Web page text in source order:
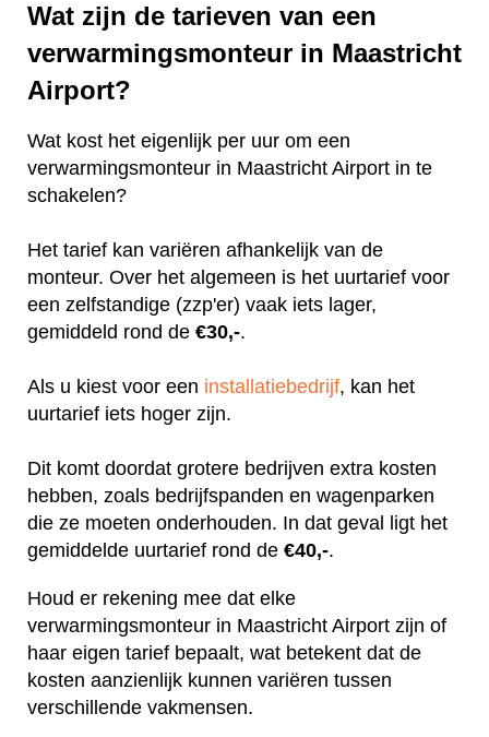
Wat zijn de tarieven van een
verwarmingsmonteur in Maastricht
Airport?
Wat kost het eigenlijk per uur om een
verwarmingsmonteur in Maastricht Airport in te
schakelen?
Het tarief kan variëren afhankelijk van de
monteur. Over het algemeen is het uurtarief voor
een zelfstandige (zzp'er) vaak iets lager,
gemiddeld rond de €30,-.
Als u kiest voor een installatiebedrijf, kan het
uurtarief iets hoger zijn.
Dit komt doordat grotere bedrijven extra kosten
hebben, zoals bedrijfspanden en wagenparken
die ze moeten onderhouden. In dat geval ligt het
gemiddelde uurtarief rond de €40,-.
Houd er rekening mee dat elke
verwarmingsmonteur in Maastricht Airport zijn of
haar eigen tarief bepaalt, wat betekent dat de
kosten aanzienlijk kunnen variëren tussen
verschillende vakmensen.